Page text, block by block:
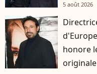
5 août 2026
honore
originale